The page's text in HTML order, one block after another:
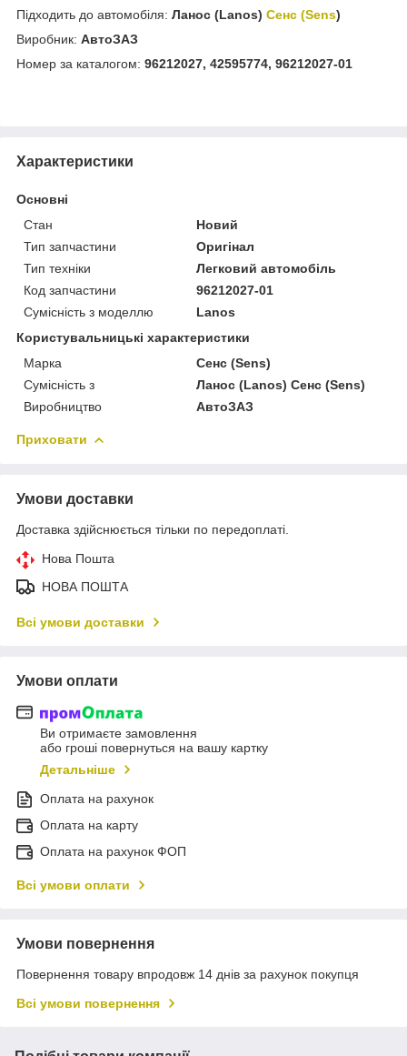
Підходить до автомобіля: Ланос (Lanos) Сенс (Sens)
Виробник: АвтоЗАЗ
Номер за каталогом: 96212027, 42595774, 96212027-01
Характеристики
Основні
Стан
Новий
Тип запчастини
Оригінал
Тип техніки
Легковий автомобіль
Код запчастини
96212027-01
Сумісність з моделлю
Lanos
Користувальницькі характеристики
Марка
Сенс (Sens)
Сумісність з
Ланос (Lanos) Сенс (Sens)
Виробництво
АвтоЗАЗ
Приховати
Умови доставки
Доставка здійснюється тільки по передоплаті.
Нова Пошта
НОВА ПОШТА
Всі умови доставки
Умови оплати
Ви отримаєте замовлення
або гроші повернуться на вашу картку
Детальніше
Оплата на рахунок
Оплата на карту
Оплата на рахунок ФОП
Всі умови оплати
Умови повернення
Повернення товару впродовж 14 днів за рахунок покупця
Всі умови повернення